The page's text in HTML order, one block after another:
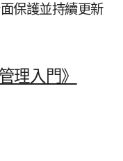
保護​並​持續​更​新
理​入門》